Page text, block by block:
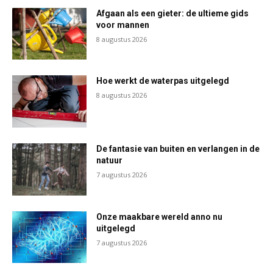
Afgaan als een gieter: de ultieme gids
voor mannen
8 augustus 2026
Hoe werkt de waterpas uitgelegd
8 augustus 2026
De fantasie van buiten en verlangen in de
natuur
7 augustus 2026
Onze maakbare wereld anno nu
uitgelegd
7 augustus 2026